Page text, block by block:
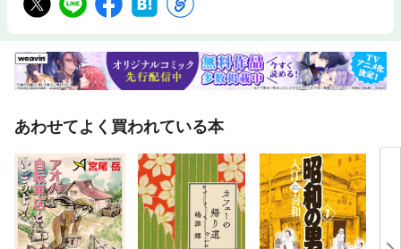
あわせてよく買われている本